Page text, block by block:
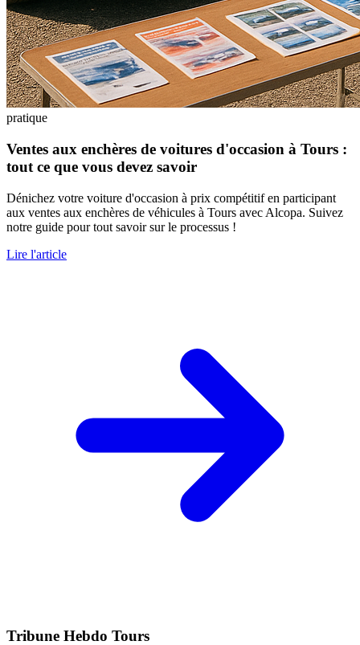
pratique
Ventes aux enchères de voitures d'occasion à Tours :
tout ce que vous devez savoir
Dénichez votre voiture d'occasion à prix compétitif en participant
aux ventes aux enchères de véhicules à Tours avec Alcopa. Suivez
notre guide pour tout savoir sur le processus !
Lire l'article
Tribune Hebdo Tours